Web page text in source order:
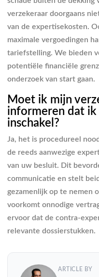
verzekeraar doorgaans
van de expertisekosten.
maximale vergoedingen
tariefstelling. We bieden
potentiële financiële
onderzoek van start gaan.
Moet ik mijn
informeren dat
inschakel?
Ja, het is procedureel
de reeds aanwezige
van uw besluit. Dit
communicatie en stelt
gezamenlijk op te nemen
voorkomt onnodige
ervoor dat de contra-
relevante dossierstukken.
ARTICLE BY